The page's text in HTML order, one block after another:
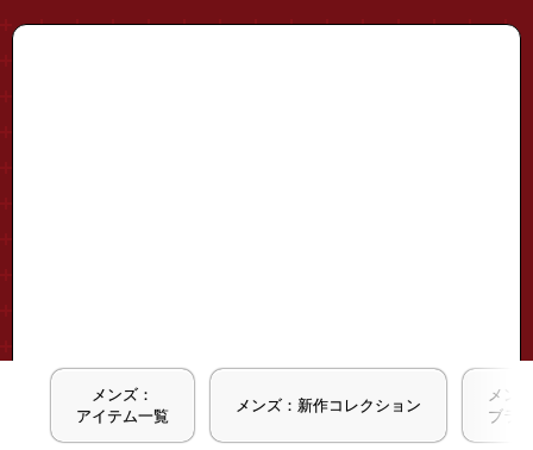
"d25s-c062"
メンズ：
アイテム一覧
メンズ：新作コレクション
メン
ブラ